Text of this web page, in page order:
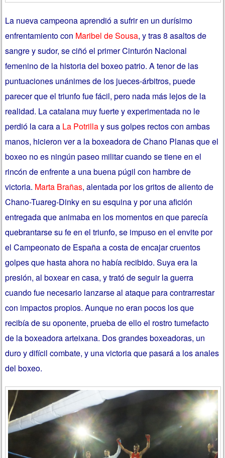
La nueva campeona aprendió a sufrir en un durísimo
enfrentamiento con Maribel de Sousa, y tras 8 asaltos de
sangre y sudor, se ciñó el primer Cinturón Nacional
femenino de la historia del boxeo patrio. A tenor de las
puntuaciones unánimes de los jueces-árbitros, puede
parecer que el triunfo fue fácil, pero nada más lejos de la
realidad. La catalana muy fuerte y experimentada no le
perdió la cara a La Potrillay sus golpes rectos con ambas
manos, hicieron ver a la boxeadora de Chano Planas que el
boxeo no es ningún paseo militar cuando se tiene en el
rincón de enfrente a una buena púgil con hambre de
victoria. Marta Brañas, alentada por los gritos de aliento de
Chano-Tuareg-Dinky en su esquina y por una afición
entregada que animaba en los momentos en que parecía
quebrantarse su fe en el triunfo, se impuso en el envite por
el Campeonato de España a costa de encajar cruentos
golpes que hasta ahora no había recibido. Suya era la
presión, al boxear en casa, y trató de seguir la guerra
cuando fue necesario lanzarse al ataque para contrarrestar
con impactos propios. Aunque no eran pocos los que
recibía de su oponente, prueba de ello el rostro tumefacto
de la boxeadora arteixana. Dos grandes boxeadoras, un
duro y difícil combate, y una victoria que pasará a los anales
del boxeo.